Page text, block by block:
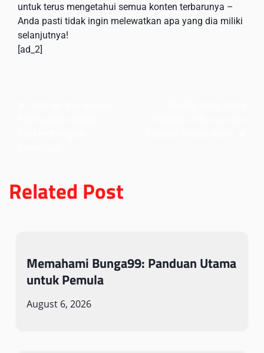
untuk terus mengetahui semua konten terbarunya –
Anda pasti tidak ingin melewatkan apa yang dia miliki
selanjutnya!
[ad_2]
Related Post
Memahami Bunga99: Panduan Utama
untuk Pemula
August 6, 2026